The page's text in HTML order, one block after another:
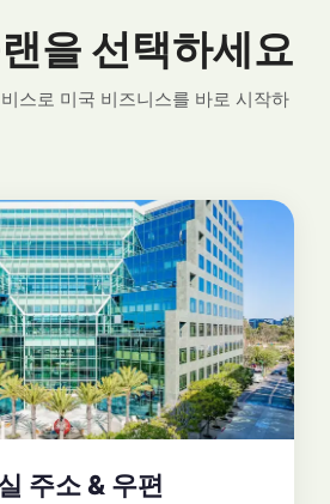
을 선택하세요
스로 미국 비즈니스를 바로 시작하
주소 & 우편